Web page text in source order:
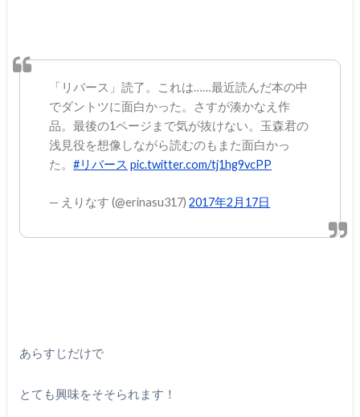
「リバース」読了。これは……最近読んだ本の中
でダントツに面白かった。さすが湊かなえ作
品。最後の1ページまで気が抜けない。玉森君の
浅見役を想像しながら読むのもまた面白かっ
た。#リバース pic.twitter.com/tj1hg9vcPP
— えりなす (@erinasu317)2017年2月17日
あらすじだけで
とても興味をそそられます！